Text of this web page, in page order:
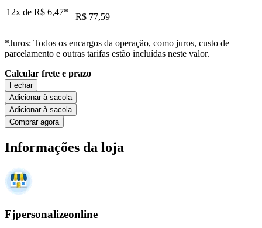
12x de R$ 6,47* R$ 77,59
*Juros: Todos os encargos da operação, como juros, custo de
parcelamento e outras tarifas estão incluídas neste valor.
Calcular frete e prazo
Fechar
Adicionar à sacola
Adicionar à sacola
Comprar agora
Informações da loja
Fjpersonalizeonline